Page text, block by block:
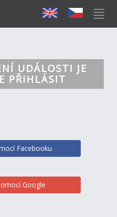
UDÁLOSTI JE
PŘIHLÁSIT
Facebooku
Google